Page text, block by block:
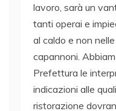
lavoro, sarà un
tanti operai e
al caldo e non
capannoni.
Prefettura le
indicazioni alle
ristorazione